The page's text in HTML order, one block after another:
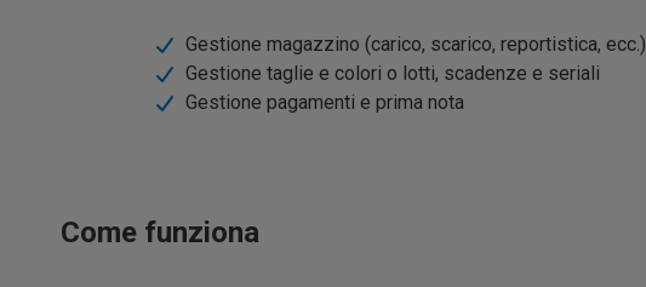
Gestione magazzino (carico, scarico, reportistica, ecc.)
Gestione taglie e colori o lotti, scadenze e seriali
Gestione pagamenti e prima nota
Come funziona